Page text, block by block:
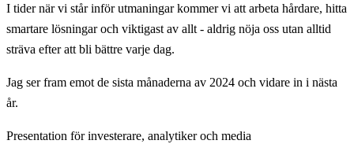
I tider när vi står inför utmaningar kommer vi att arbeta hårdare, hitta
smartare lösningar och viktigast av allt - aldrig nöja oss utan alltid
sträva efter att bli bättre varje dag.
Jag ser fram emot de sista månaderna av 2024 och vidare in i nästa
år.
Presentation för investerare, analytiker och media